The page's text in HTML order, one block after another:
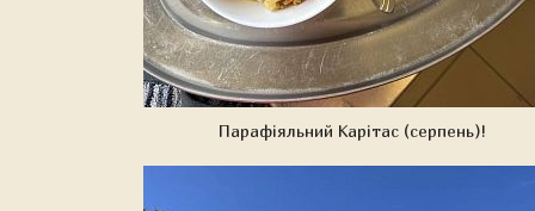
Парафіяльний Карітас (серпень)!